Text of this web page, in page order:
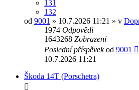
131
132
od 9001 » 10.7.2026 11:21 » v
1974 Odpovědi
1643268 Zobrazení
Poslední příspěvekod 9001
10.7.2026 11:21
Škoda 14T (Porschetra)